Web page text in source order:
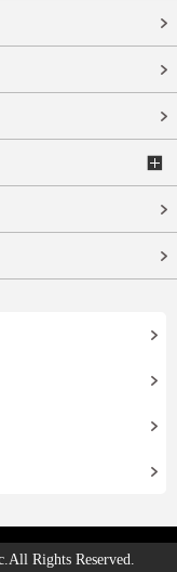
Rights Reserved.